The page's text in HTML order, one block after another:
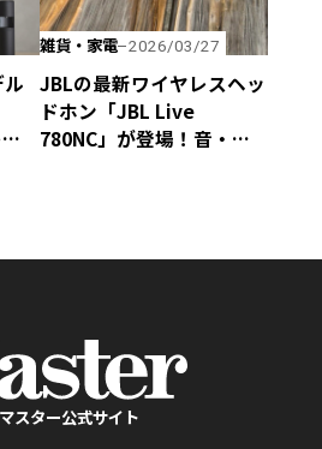
雑貨・家電 2026/03/27
JBLの最新ワイヤレスヘッ
ドホン「JBL Live
780NC」が登場！音・装
スター公式サイト